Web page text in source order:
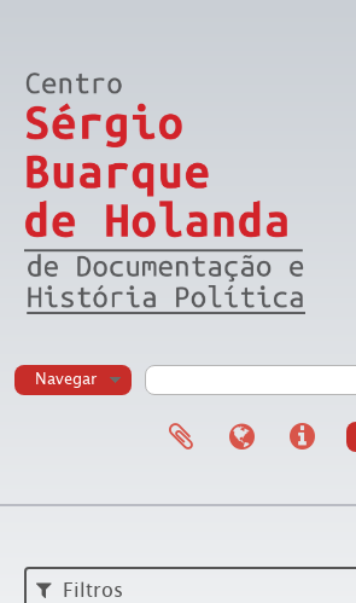
Navegar
Filtros